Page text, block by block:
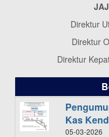
Direktur
Direktur
Direktur
Kas
05-03-2026